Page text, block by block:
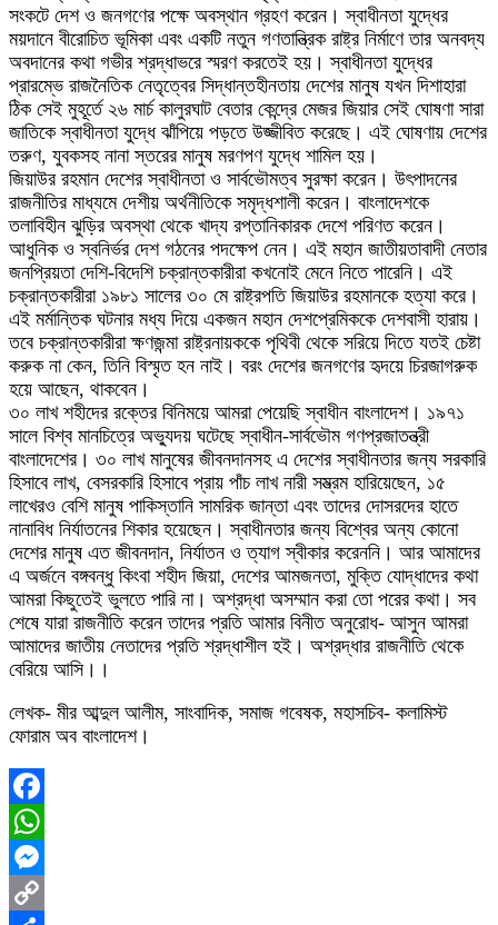
সংকটে দেশ ও জনগণের পক্ষে অবস্থান গ্রহণ করেন। স্বাধীনতা যুদ্ধের
ময়দানে বীরোচিত ভূমিকা এবং একটি নতুন গণতান্ত্রিক রাষ্ট্র নির্মাণে তার অনবদ্য
অবদানের কথা গভীর শ্রদ্ধাভরে স্মরণ করতেই হয়। স্বাধীনতা যুদ্ধের
প্রারম্ভে রাজনৈতিক নেতৃত্বের সিদ্ধান্তহীনতায় দেশের মানুষ যখন দিশাহারা
ঠিক সেই মুহূর্তে ২৬ মার্চ কালুরঘাট বেতার কেন্দ্রে মেজর জিয়ার সেই ঘোষণা সারা
জাতিকে স্বাধীনতা যুদ্ধে ঝাঁপিয়ে পড়তে উজ্জীবিত করেছে। এই ঘোষণায় দেশের
তরুণ, যুবকসহ নানা স্তরের মানুষ মরণপণ যুদ্ধে শামিল হয়।
জিয়াউর রহমান দেশের স্বাধীনতা ও সার্বভৌমত্ব সুরক্ষা করেন। উৎপাদনের
রাজনীতির মাধ্যমে দেশীয় অর্থনীতিকে সমৃদ্ধশালী করেন। বাংলাদেশকে
তলাবিহীন ঝুড়ির অবস্থা থেকে খাদ্য রপ্তানিকারক দেশে পরিণত করেন।
আধুনিক ও স্বনির্ভর দেশ গঠনের পদক্ষেপ নেন। এই মহান জাতীয়তাবাদী নেতার
জনপ্রিয়তা দেশি-বিদেশি চক্রান্তকারীরা কখনোই মেনে নিতে পারেনি। এই
চক্রান্তকারীরা ১৯৮১ সালের ৩০ মে রাষ্ট্রপতি জিয়াউর রহমানকে হত্যা করে।
এই মর্মান্তিক ঘটনার মধ্য দিয়ে একজন মহান দেশপ্রেমিককে দেশবাসী হারায়।
তবে চক্রান্তকারীরা ক্ষণজন্মা রাষ্ট্রনায়ককে পৃথিবী থেকে সরিয়ে দিতে যতই চেষ্টা
করুক না কেন, তিনি বিস্মৃত হন নাই। বরং দেশের জনগণের হৃদয়ে চিরজাগরুক
হয়ে আছেন, থাকবেন।
৩০ লাখ শহীদের রক্তের বিনিময়ে আমরা পেয়েছি স্বাধীন বাংলাদেশ। ১৯৭১
সালে বিশ্ব মানচিত্রে অভ্যুদয় ঘটেছে স্বাধীন-সার্বভৌম গণপ্রজাতন্ত্রী
বাংলাদেশের। ৩০ লাখ মানুষের জীবনদানসহ এ দেশের স্বাধীনতার জন্য সরকারি
হিসাবে লাখ, বেসরকারি হিসাবে প্রায় পাঁচ লাখ নারী সম্ভ্রম হারিয়েছেন, ১৫
লাখেরও বেশি মানুষ পাকিস্তানি সামরিক জান্তা এবং তাদের দোসরদের হাতে
নানাবিধ নির্যাতনের শিকার হয়েছেন। স্বাধীনতার জন্য বিশ্বের অন্য কোনো
দেশের মানুষ এত জীবনদান, নির্যাতন ও ত্যাগ স্বীকার করেননি। আর আমাদের
এ অর্জনে বঙ্গবন্ধু কিংবা শহীদ জিয়া, দেশের আমজনতা, মুক্তি যোদ্ধাদের কথা
আমরা কিছুতেই ভুলতে পারি না। অশ্রদ্ধা অসম্মান করা তো পরের কথা। সব
শেষে যারা রাজনীতি করেন তাদের প্রতি আমার বিনীত অনুরোধ- আসুন আমরা
আমাদের জাতীয় নেতাদের প্রতি শ্রদ্ধাশীল হই। অশ্রদ্ধার রাজনীতি থেকে
বেরিয়ে আসি।।
লেখক- মীর আব্দুল আলীম, সাংবাদিক, সমাজ গবেষক, মহাসচিব- কলামিস্ট
ফোরাম অব বাংলাদেশ।
Facebook
WhatsApp
Messenger